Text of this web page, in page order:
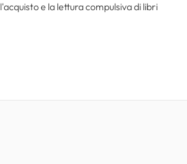
l'acquisto e la lettura compulsiva di libri